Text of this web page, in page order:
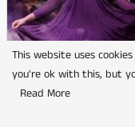
This website uses
you're ok with this, but
Read More